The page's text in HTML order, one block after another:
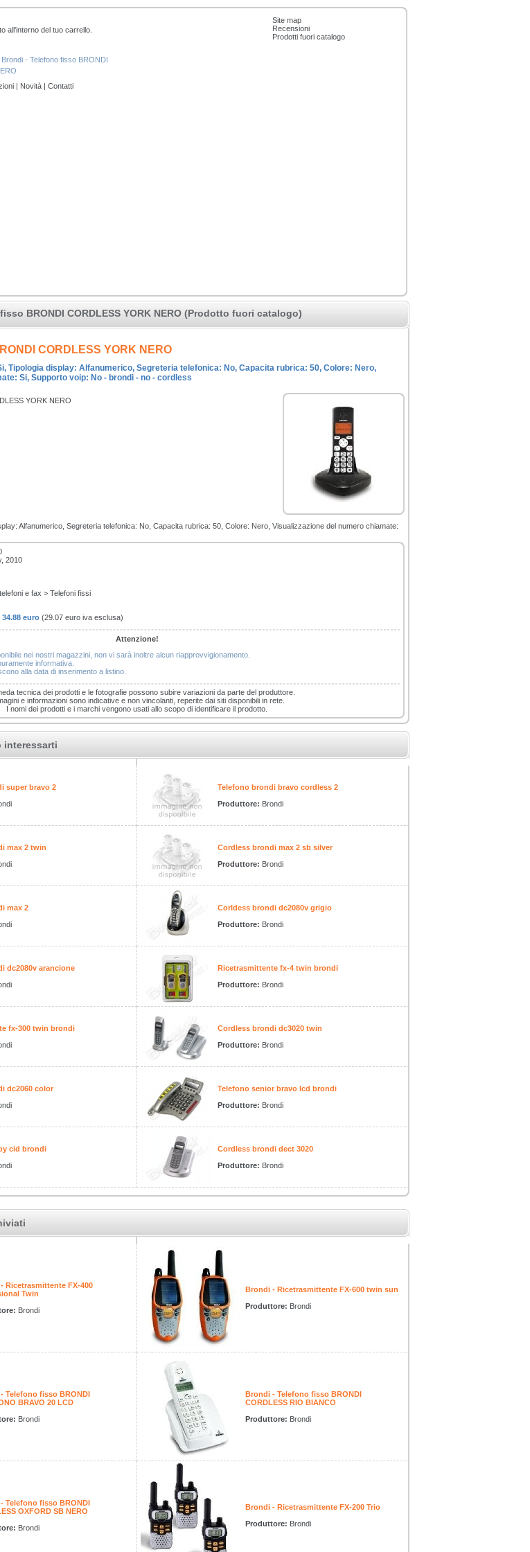
all'interno del tuo carrello.
- Telefono fisso BRONDI
Site map
Recensioni
Prodotti fuori catalogo
| Novità | Contatti
BRONDI CORDLESS YORK NERO (Prodotto fuori catalogo)
CORDLESS YORK NERO
Tipologia display: Alfanumerico, Segreteria telefonica: No, Capacita rubrica: 50, Colore: Nero,
Si, Supporto voip: No - brondi - no - cordless
YORK NERO
Alfanumerico, Segreteria telefonica: No, Capacita rubrica: 50, Colore: Nero, Visualizzazione del numero chiamate:
2010
e fax > Telefoni fissi
34.88 euro (29.07 euro iva esclusa)
Attenzione!
nei nostri magazzini, non vi sarà inoltre alcun riapprovvigionamento.
informativa.
alla data di inserimento a listino.
tecnica dei prodotti e le fotografie possono subire variazioni da parte del produttore.
e informazioni sono indicative e non vincolanti, reperite dai siti disponibili in rete.
I nomi dei prodotti e i marchi vengono usati allo scopo di identificare il prodotto.
interessarti
super bravo 2
Telefono brondi bravo cordless 2
Produttore: Brondi
max 2 twin
Cordless brondi max 2 sb silver
Produttore: Brondi
max 2
Corldess brondi dc2080v grigio
Produttore: Brondi
dc2080v arancione
Ricetrasmittente fx-4 twin brondi
Produttore: Brondi
fx-300 twin brondi
Cordless brondi dc3020 twin
Produttore: Brondi
dc2060 color
Telefono senior bravo lcd brondi
Produttore: Brondi
cid brondi
Cordless brondi dect 3020
Produttore: Brondi
Ricetrasmittente FX-400
Twin
Brondi
Brondi - Ricetrasmittente FX-600 twin sun
Produttore: Brondi
Telefono fisso BRONDI
BRAVO 20 LCD
Brondi
Brondi - Telefono fisso BRONDI
CORDLESS RIO BIANCO
Produttore: Brondi
Telefono fisso BRONDI
OXFORD SB NERO
Brondi
Brondi - Ricetrasmittente FX-200 Trio
Produttore: Brondi